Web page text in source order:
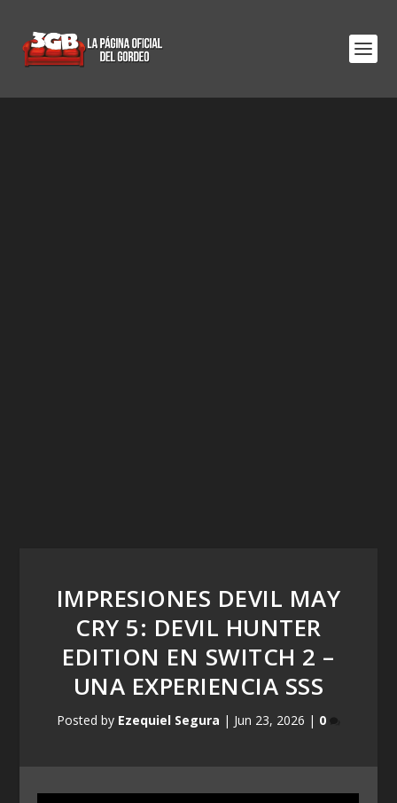
IMPRESIONES DEVIL MAY
CRY 5: DEVIL HUNTER
EDITION EN SWITCH 2 –
UNA EXPERIENCIA SSS
Posted by Ezequiel Segura | Jun 23, 2026 | 0